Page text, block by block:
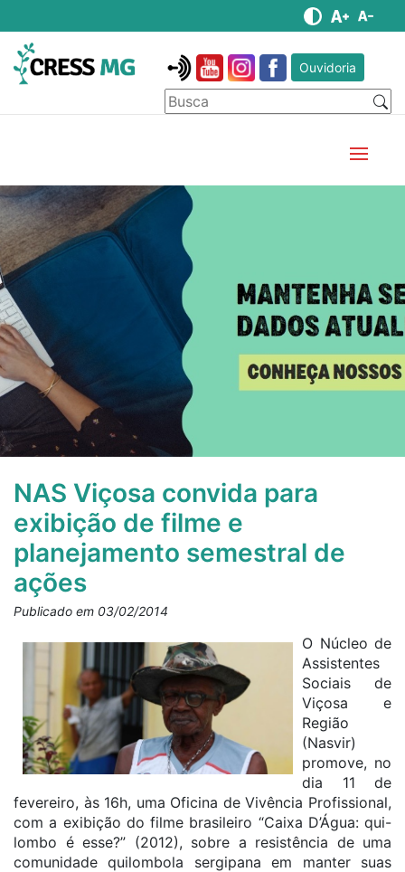
Ouvidoria
NAS Viçosa convida para
exibição de filme e
planejamento semestral de
ações
Publicado em 03/02/2014
O Núcleo de
Assistentes
Sociais de
Viçosa e
Região
(Nasvir)
promove, no
dia 11 de
fevereiro, às 16h, uma Oficina de Vivência Profissional,
com a exibição do filme brasileiro “Caixa D’Água: qui-
lombo é esse?” (2012), sobre a resistência de uma
comunidade quilombola sergipana em manter suas